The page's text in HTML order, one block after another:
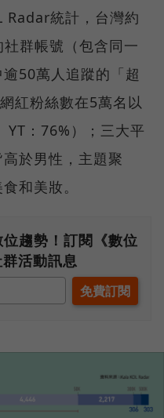
Radar統計，台灣約
群帳號（包含同一
50萬人追蹤的「超
紅粉絲數在5萬名以
YT：76%）；三大平
於男性，主題聚
和美妝。
趨勢！訂閱《數位
活動訊息